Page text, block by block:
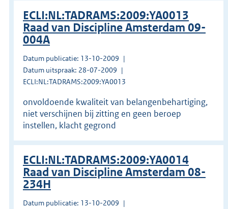
ECLI:NL:TADRAMS:2009:YA0013
Raad van Discipline Amsterdam 09-
004A
Datum publicatie: 13-10-2009
Datum uitspraak: 28-07-2009
ECLI:NL:TADRAMS:2009:YA0013
onvoldoende kwaliteit van belangenbehartiging,
niet verschijnen bij zitting en geen beroep
instellen, klacht gegrond
ECLI:NL:TADRAMS:2009:YA0014
Raad van Discipline Amsterdam 08-
234H
Datum publicatie: 13-10-2009